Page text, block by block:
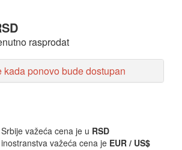
rasprodat
kada ponovo bude dostupan
važeća cena je u RSD
važeća cena je EUR / US$